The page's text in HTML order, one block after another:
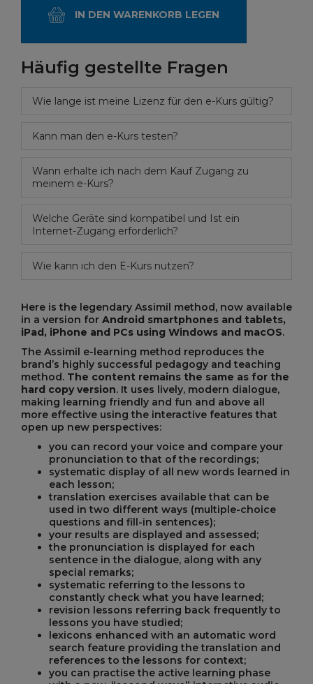
IN DEN WARENKORB LEGEN
Häufig gestellte Fragen
Wie lange ist meine Lizenz für den e-Kurs gültig?
Kann man den e-Kurs testen?
Wann erhalte ich nach dem Kauf Zugang zu
meinem e-Kurs?
Welche Geräte sind kompatibel und Ist ein
Internet-Zugang erforderlich?
Wie kann ich den E-Kurs nutzen?
Here is the legendary Assimil method, now available
in a version for Android smartphones and tablets,
iPad, iPhone and PCs using Windows and macOS.
The Assimil e-learning method reproduces the
brand’s highly successful pedagogy and teaching
method. The content remains the same as for the
hard copy version. It uses lively, modern dialogue,
making learning friendly and fun and above all
more effective using the interactive features that
open up new perspectives:
you can record your voice and compare your
pronunciation to that of the recordings;
systematic display of all new words learned in
each lesson;
translation exercises available that can be
used in two different ways (multiple-choice
questions and fill-in sentences);
your results are displayed and assessed;
the pronunciation is displayed for each
sentence in the dialogue, along with any
special remarks;
systematic referring to the lessons to
constantly check what you have learned;
revision lessons referring back frequently to
lessons you have studied;
lexicons enhanced with an automatic word
search feature providing the translation and
references to the lessons for context;
you can practise the active learning phase